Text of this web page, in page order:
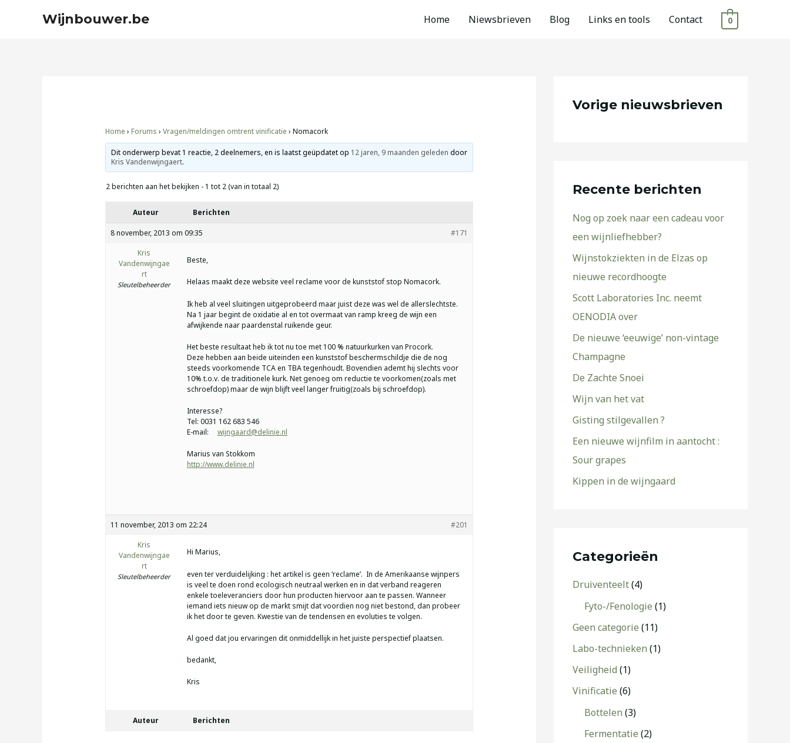
Wijnbouwer.be Home Niewsbrieven Blog Links en tools Contact 0
Home › Forums › Vragen/meldingen omtrent vinificatie › Nomacork
Dit onderwerp bevat 1 reactie, 2 deelnemers, en is laatst geüpdatet op 12 jaren, 9 maanden geleden door
Kris Vandenwijngaert.
2 berichten aan het bekijken - 1 tot 2 (van in totaal 2)
Auteur Berichten
8 november, 2013 om 09:35
#171
Kris
Vandenwijngae
rt
Sleutelbeheerder
Beste,
Helaas maakt deze website veel reclame voor de kunststof stop Nomacork.
Ik heb al veel sluitingen uitgeprobeerd maar juist deze was wel de allerslechtste.
Na 1 jaar begint de oxidatie al en tot overmaat van ramp kreeg de wijn een
afwijkende naar paardenstal ruikende geur.
Het beste resultaat heb ik tot nu toe met 100 % natuurkurken van Procork.
Deze hebben aan beide uiteinden een kunststof beschermschildje die de nog
steeds voorkomende TCA en TBA tegenhoudt. Bovendien ademt hij slechts voor
10% t.o.v. de traditionele kurk. Net genoeg om reductie te voorkomen(zoals met
schroefdop) maar de wijn blijft veel langer fruitig(zoals bij schroefdop).
Interesse?
Tel: 0031 162 683 546
E-mail: wijngaard@delinie.nl
Marius van Stokkom
http://www.delinie.nl
11 november, 2013 om 22:24
#201
Kris
Vandenwijngae
rt
Sleutelbeheerder
Hi Marius,
even ter verduidelijking : het artikel is geen ‘reclame’. In de Amerikaanse wijnpers
is veel te doen rond ecologisch neutraal werken en in dat verband reageren
enkele toeleveranciers door hun producten hiervoor aan te passen. Wanneer
iemand iets nieuw op de markt smijt dat voordien nog niet bestond, dan probeer
ik het door te geven. Kwestie van de tendensen en evoluties te volgen.
Al goed dat jou ervaringen dit onmiddellijk in het juiste perspectief plaatsen.
bedankt,
Kris
Auteur Berichten
Vorige nieuwsbrieven
Recente berichten
Nog op zoek naar een cadeau voor
een wijnliefhebber?
Wijnstokziekten in de Elzas op
nieuwe recordhoogte
Scott Laboratories Inc. neemt
OENODIA over
De nieuwe ‘eeuwige’ non-vintage
Champagne
De Zachte Snoei
Wijn van het vat
Gisting stilgevallen ?
Een nieuwe wijnfilm in aantocht :
Sour grapes
Kippen in de wijngaard
Categorieën
Druiventeelt(4)
Fyto-/Fenologie (1)
Geen categorie (11)
Labo-technieken (1)
Veiligheid (1)
Vinificatie (6)
Bottelen (3)
Fermentatie (2)